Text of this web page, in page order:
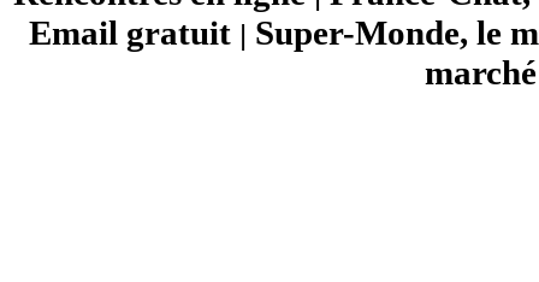
Email gratuit| Super-Monde, le